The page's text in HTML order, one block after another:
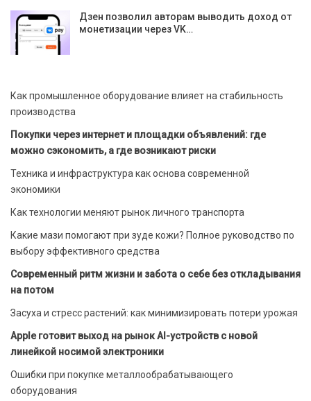
Дзен позволил авторам выводить доход от
монетизации через VK…
Как промышленное оборудование влияет на стабильность
производства
Покупки через интернет и площадки объявлений: где
можно сэкономить, а где возникают риски
Техника и инфраструктура как основа современной
экономики
Как технологии меняют рынок личного транспорта
Какие мази помогают при зуде кожи? Полное руководство по
выбору эффективного средства
Современный ритм жизни и забота о себе без откладывания
на потом
Засуха и стресс растений: как минимизировать потери урожая
Apple готовит выход на рынок AI-устройств с новой
линейкой носимой электроники
Ошибки при покупке металлообрабатывающего
оборудования